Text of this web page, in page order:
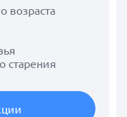
возраста
старения